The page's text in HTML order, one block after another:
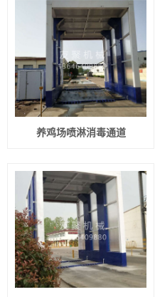
养鸡场喷淋消毒通道